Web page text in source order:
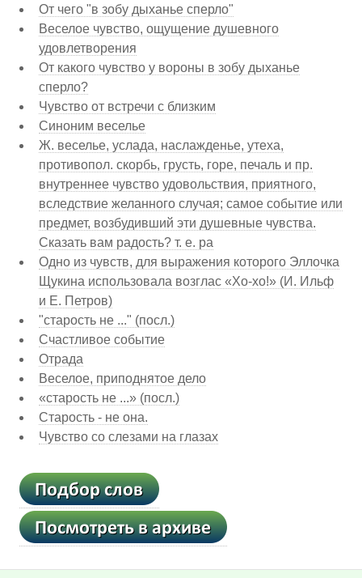
От чего "в зобу дыханье сперло"
Веселое чувство, ощущение душевного
удовлетворения
От какого чувство у вороны в зобу дыханье
сперло?
Чувство от встречи с близким
Синоним веселье
Ж. веселье, услада, наслажденье, утеха,
противопол. скорбь, грусть, горе, печаль и пр.
внутреннее чувство удовольствия, приятного,
вследствие желанного случая; самое событие или
предмет, возбудивший эти душевные чувства.
Сказать вам радость? т. е. ра
Одно из чувств, для выражения которого Эллочка
Щукина использовала возглас «Хо-хо!» (И. Ильф
и Е. Петров)
"старость не ..." (посл.)
Счастливое событие
Отрада
Веселое, приподнятое дело
«старость не ...» (посл.)
Старость - не она.
Чувство со слезами на глазах